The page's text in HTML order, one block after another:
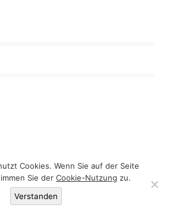
die Anwendung des
auf die Tantramassage TMV®.
Cookies. Wenn Sie auf der Seite
Sie der Cookie-Nutzung zu.
Verstanden